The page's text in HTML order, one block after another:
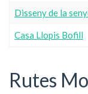
Disseny de la
Casa Llopis Bofill
Rutes